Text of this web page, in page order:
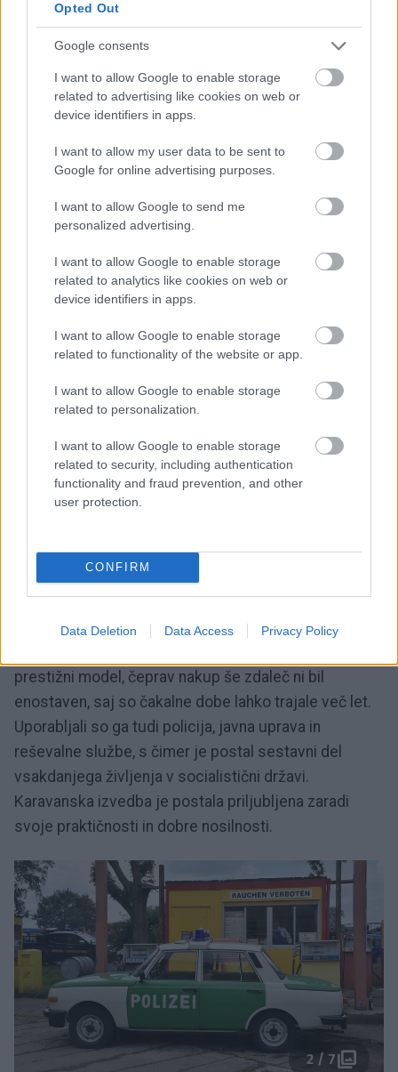
Opted Out
Google consents
I want to allow Google to enable storage
related to advertising like cookies on web or
device identifiers in apps.
I want to allow my user data to be sent to
Google for online advertising purposes.
I want to allow Google to send me
personalized advertising.
I want to allow Google to enable storage
related to analytics like cookies on web or
device identifiers in apps.
I want to allow Google to enable storage
related to functionality of the website or app.
I want to allow Google to enable storage
related to personalization.
I want to allow Google to enable storage
related to security, including authentication
functionality and fraud prevention, and other
user protection.
CONFIRM
Data Deletion Data Access Privacy Policy
7 / 7
Profimedia
Srce projekta pa je ostalo vezano na starejšo
trivaljni, dvotaktni, in je temeljil na rešitvi, ki izhaja iz
časa pred drugo svetovno vojno. Ta motor je bil znan
po svojem značilnem hrupu, modrikasto belem
izpušnem dimu in relativno enostavnem vzdrževanju,
tako da so se lastniki šalili, da "vozi avto, vendar se
vzdržuje skoraj kot motorno kolo."
V NDR je model 353 hitro postal eden
najpomembnejših družinskih avtomobilov. Postavil
prestižni model, čeprav nakup še zdaleč ni bil
enostaven, saj so čakalne dobe lahko trajale več let.
Uporabljali so ga tudi policija, javna uprava in
reševalne službe, s čimer je postal sestavni del
vsakdanjega življenja v socialistični državi.
Karavanska izvedba je postala priljubljena zaradi
svoje praktičnosti in dobre nosilnosti.
2 / 7